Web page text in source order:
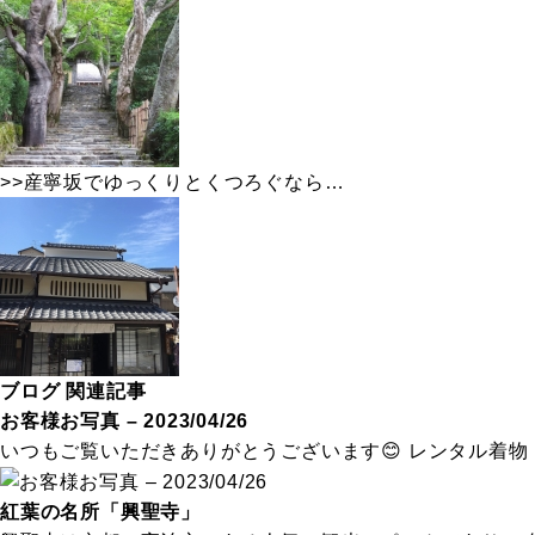
>>産寧坂でゆっくりとくつろぐなら…
ブログ 関連記事
お客様お写真 – 2023/04/26
いつもご覧いただきありがとうございます😊 レンタル着物
紅葉の名所「興聖寺」